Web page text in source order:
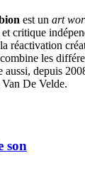
est un art
et critique
réactivation
les
depuis
De Velde.
son